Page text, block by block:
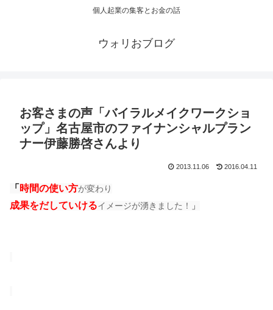
個人起業の集客とお金の話
ウォリおブログ
お客さまの声「バイラルメイクワークショ
ップ」名古屋市のファイナンシャルプラン
ナー伊藤勝啓さんより
2013.11.06 2016.04.11
「 時間の使い方が変わり
成果をだしていけるイメージが湧きました！ 」